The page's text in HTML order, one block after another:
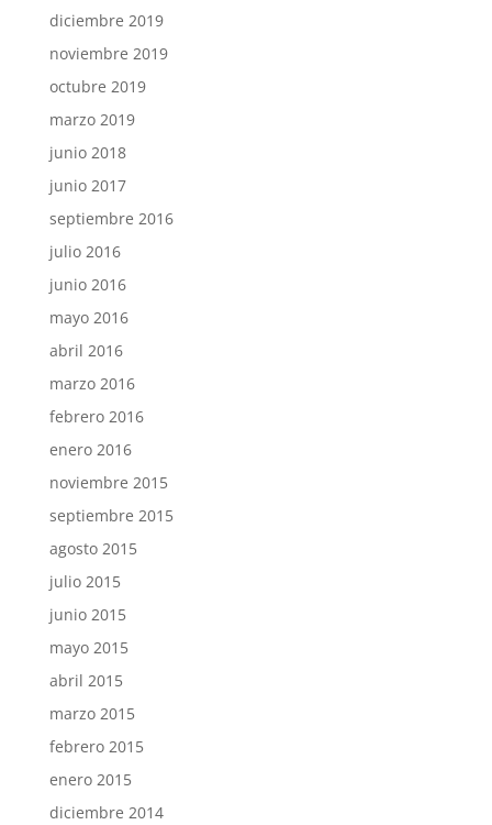
diciembre 2019
noviembre 2019
octubre 2019
marzo 2019
junio 2018
junio 2017
septiembre 2016
julio 2016
junio 2016
mayo 2016
abril 2016
marzo 2016
febrero 2016
enero 2016
noviembre 2015
septiembre 2015
agosto 2015
julio 2015
junio 2015
mayo 2015
abril 2015
marzo 2015
febrero 2015
enero 2015
diciembre 2014